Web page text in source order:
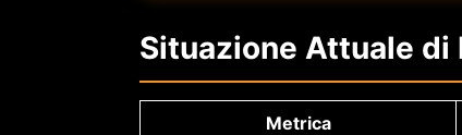
Situazione Attuale di
Metrica